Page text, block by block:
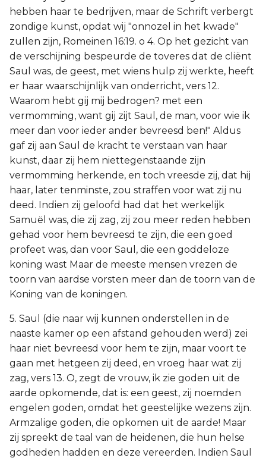
hebben haar te bedrijven, maar de Schrift verbergt
zondige kunst, opdat wij "onnozel in het kwade"
zullen zijn, Romeinen 16:19. o 4. Op het gezicht van
de verschijning bespeurde de toveres dat de cliënt
Saul was, de geest, met wiens hulp zij werkte, heeft
er haar waarschijnlijk van onderricht, vers 12.
Waarom hebt gij mij bedrogen? met een
vermomming, want gij zijt Saul, de man, voor wie ik
meer dan voor ieder ander bevreesd ben!" Aldus
gaf zij aan Saul de kracht te verstaan van haar
kunst, daar zij hem niettegenstaande zijn
vermomming herkende, en toch vreesde zij, dat hij
haar, later tenminste, zou straffen voor wat zij nu
deed. Indien zij geloofd had dat het werkelijk
Samuël was, die zij zag, zij zou meer reden hebben
gehad voor hem bevreesd te zijn, die een goed
profeet was, dan voor Saul, die een goddeloze
koning wast Maar de meeste mensen vrezen de
toorn van aardse vorsten meer dan de toorn van de
Koning van de koningen.
5. Saul (die naar wij kunnen onderstellen in de
naaste kamer op een afstand gehouden werd) zei
haar niet bevreesd voor hem te zijn, maar voort te
gaan met hetgeen zij deed, en vroeg haar wat zij
zag, vers 13. O, zegt de vrouw, ik zie goden uit de
aarde opkomende, dat is: een geest, zij noemden
engelen goden, omdat het geestelijke wezens zijn.
Armzalige goden, die opkomen uit de aarde! Maar
zij spreekt de taal van de heidenen, die hun helse
godheden hadden en deze vereerden. Indien Saul